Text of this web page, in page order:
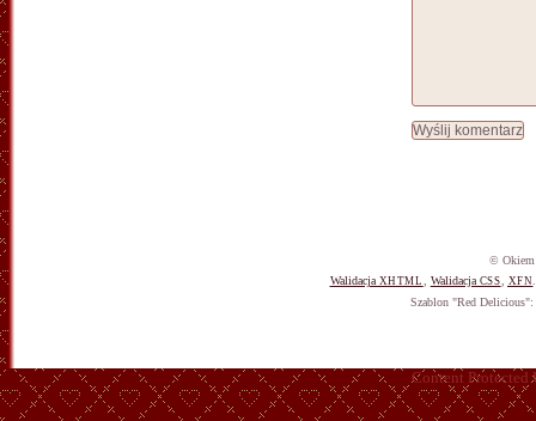
© Okiem
Walidacja XHTML Walidacja CSS XFN
Szablon "Red Delicious":
Content Protected